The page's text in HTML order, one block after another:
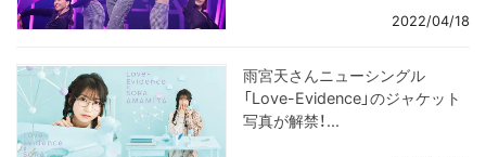
2022/04/18
雨宮天さんニューシングル
「Love-Evidence」のジャケット
写真が解禁！...